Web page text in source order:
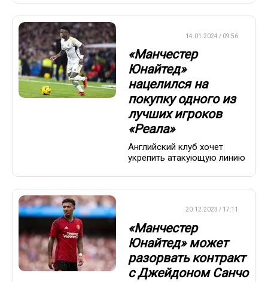
14.01.2024 / 09:56
«Манчестер
Юнайтед»
нацелился на
покупку одного из
лучших игроков
«Реала»
Английский клуб хочет
укрепить атакующую линию
20.12.2023 / 17:11
«Манчестер
Юнайтед» может
разорвать контракт
с Джейдоном Санчо